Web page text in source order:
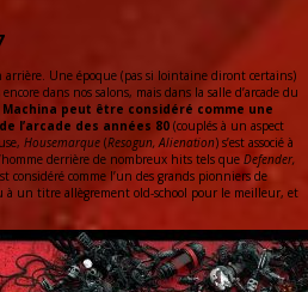
arrière. Une époque (pas si lointaine diront certains)
dans nos salons, mais dans la salle d’arcade du
Machina peut être considéré comme une
l’arcade des années 80 (couplés à un aspect
Housemarque (Resogun, Alienation) s’est associé à
derrière de nombreux hits tels que Defender,
considéré comme l’un des grands pionniers de
à un titre allègrement old-school pour le meilleur, et